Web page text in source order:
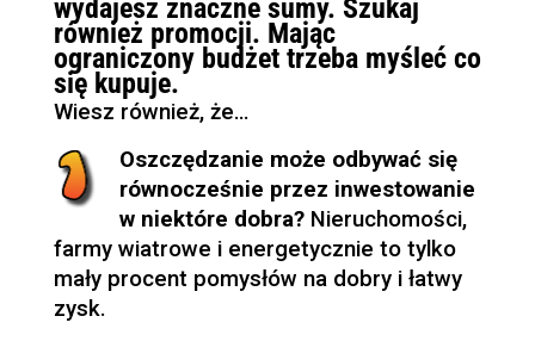
wydajesz znaczne sumy. Szukaj
również promocji. Mając
ograniczony budżet trzeba myśleć co
się kupuje.
Wiesz również, że…
Oszczędzanie może odbywać się
równocześnie przez inwestowanie
w niektóre dobra?Nieruchomości,
farmy wiatrowe i energetycznie to tylko
mały procent pomysłów na dobry i łatwy
zysk.